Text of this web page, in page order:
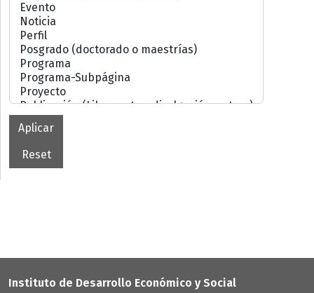
Instituto de Desarrollo Económico y Social